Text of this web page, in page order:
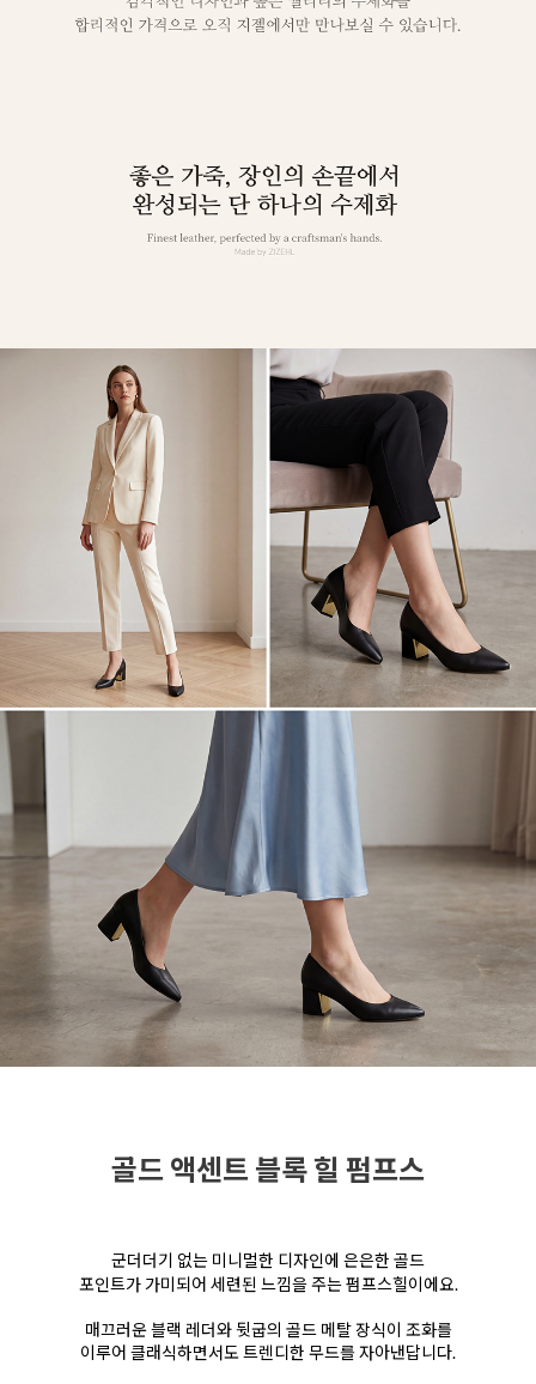
골드 액센트 블록 힐 펌프스
군더더기 없는 미니멀한 디자인에 은은한 골드
포인트가 가미되어 세련된 느낌을 주는 펌프스힐이에요.
매끄러운 블랙 레더와 뒷굽의 골드 메탈 장식이 조화를
이루어 클래식하면서도 트렌디한 무드를 자아낸답니다.